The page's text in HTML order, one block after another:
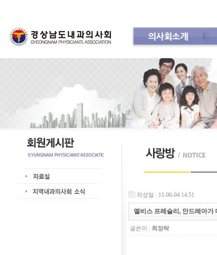
의사회소개
작성일 : 11-06-04 14:51
엘비스 프레슬리, 안드레아가
글쓴이 : 최장락